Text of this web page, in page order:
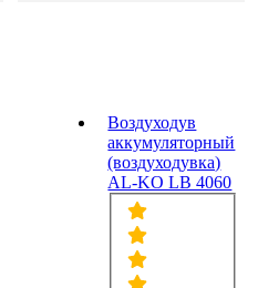
Воздуходув
аккумуляторный
(воздуходувка)
AL-KO LB 4060